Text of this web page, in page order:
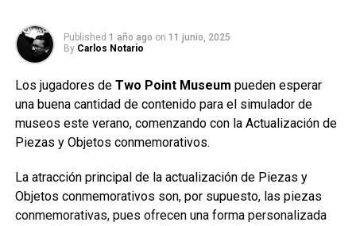
Published 1 año ago on 11 junio, 2025
By Carlos Notario
Los jugadores de Two Point Museum pueden esperar
una buena cantidad de contenido para el simulador de
museos este verano, comenzando con la Actualización de
Piezas y Objetos conmemorativos.
La atracción principal de la actualización de Piezas y
Objetos conmemorativos son, por supuesto, las piezas
conmemorativas, pues ofrecen una forma personalizada